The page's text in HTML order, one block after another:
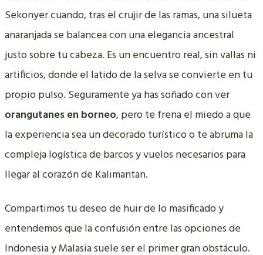
Sekonyer cuando, tras el crujir de las ramas, una silueta
anaranjada se balancea con una elegancia ancestral
justo sobre tu cabeza. Es un encuentro real, sin vallas ni
artificios, donde el latido de la selva se convierte en tu
propio pulso. Seguramente ya has soñado con ver
orangutanes en borneo, pero te frena el miedo a que
la experiencia sea un decorado turístico o te abruma la
compleja logística de barcos y vuelos necesarios para
llegar al corazón de Kalimantan.
Compartimos tu deseo de huir de lo masificado y
entendemos que la confusión entre las opciones de
Indonesia y Malasia suele ser el primer gran obstáculo.